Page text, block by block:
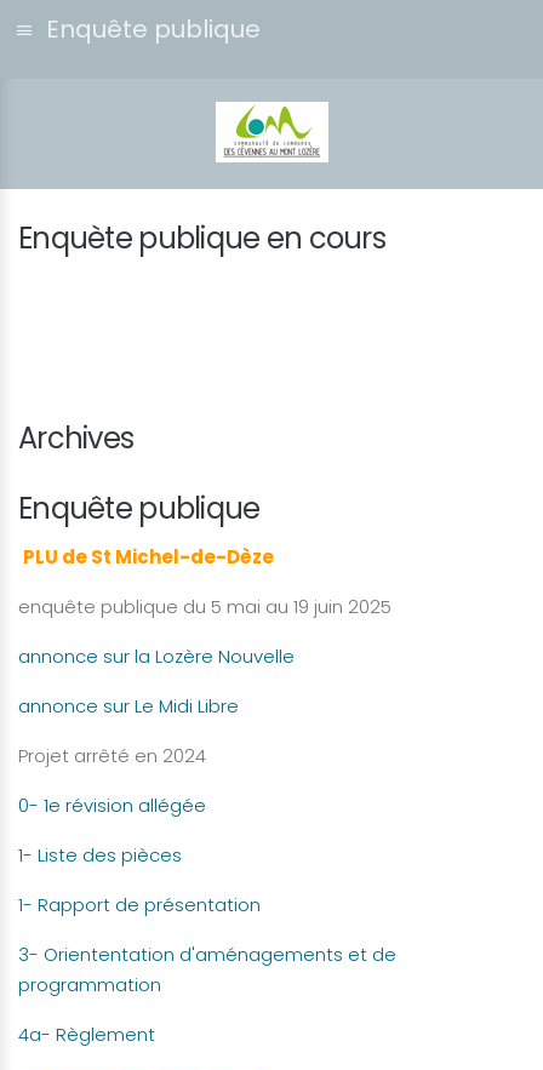
Enquête publique
Enquète publique en cours
Archives
Enquête publique
PLU de St Michel-de-Dèze
enquête publique du 5 mai au 19 juin 2025
annonce sur la Lozère Nouvelle
annonce sur Le Midi Libre
Projet arrêté en 2024
0- 1e révision allégée
1- Liste des pièces
1- Rapport de présentation
3- Oriententation d'aménagements et de
programmation
4a- Règlement